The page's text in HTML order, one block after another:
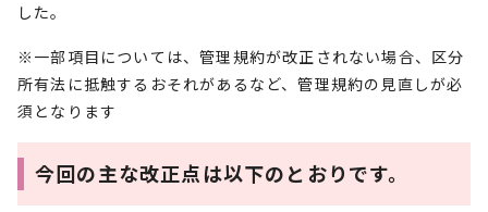
した。
※一部項目については、管理規約が改正されない場合、区分
所有法に抵触するおそれがあるなど、管理規約の見直しが必
須となります
今回の主な改正点は以下のとおりです。